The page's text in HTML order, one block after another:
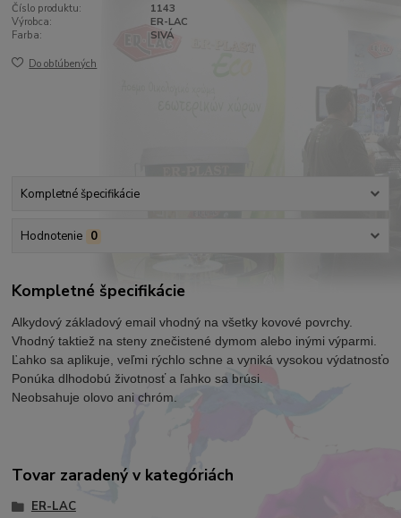
Číslo produktu:
1143
Výrobca:
ER-LAC
Farba:
SIVÁ
Do obľúbených
Kompletné špecifikácie
Hodnotenie 0
Kompletné špecifikácie
Alkydový základový email vhodný na všetky kovové povrchy.
Vhodný taktiež na steny znečistené dymom alebo inými výparmi.
Ľahko sa aplikuje, veľmi rýchlo schne a vyniká vysokou
Ponúka dlhodobú životnosť a ľahko sa brúsi.
Neobsahuje olovo ani chróm.
Tovar zaradený v kategóriách
ER-LAC